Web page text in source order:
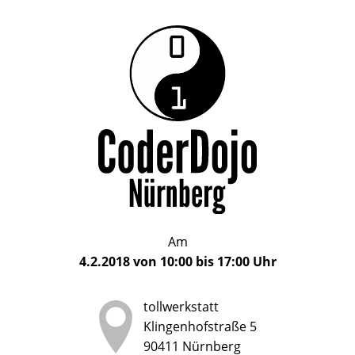
CoderDojo
Nürnberg
Das
CoderDojo
Nürnberg
ein
Club
für
Kinder
und
Jugendliche
Alter
bis
17
Am
4.2.2018von 10:00bis 17:00Uhr
tollwerkstatt
Klingenhofstraße 5
90411 Nürnberg